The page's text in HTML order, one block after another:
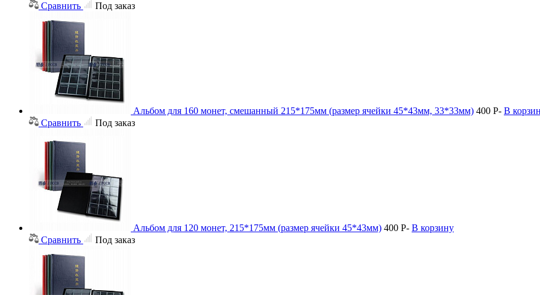
Сравнить
Под заказ
Альбом для 160 монет, смешанный 215*175мм (размер ячейки 45*43мм, 33*33мм) 400 Р- В
Сравнить
Под заказ
Альбом для 120 монет, 215*175мм (размер ячейки 45*43мм) 400 Р- В корзину
Сравнить
Под заказ